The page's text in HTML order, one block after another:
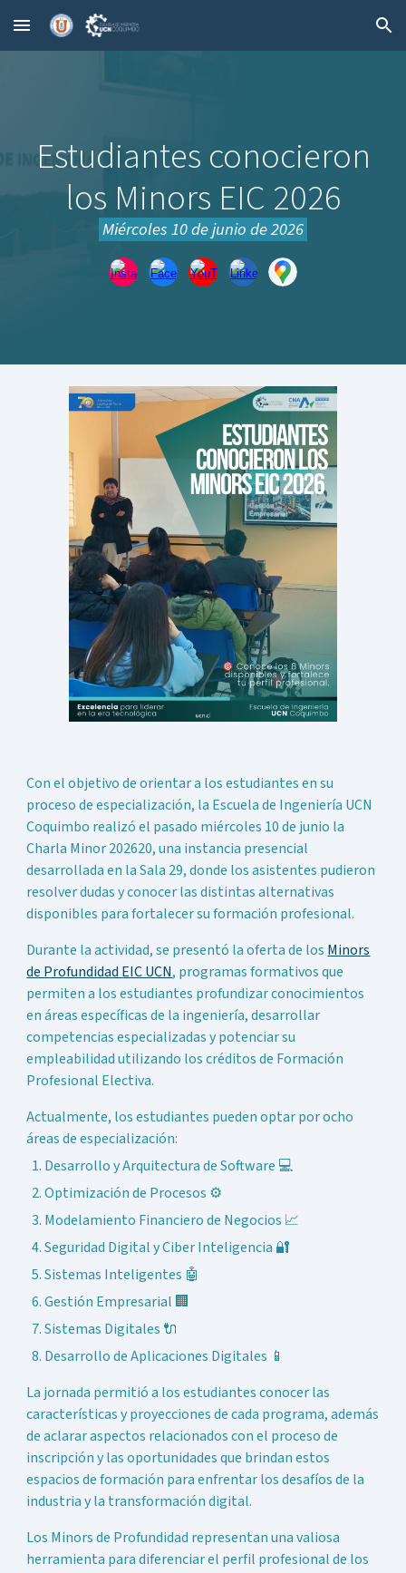
Skip to main content Skip to navigation
Estudiantes conocieron
los Minors EIC 2026
Miércoles 10 de juniode 2026
Con el objetivo de orientar a los estudiantes en su
proceso de especialización, la Escuela de Ingeniería UCN
Coquimbo realizó el pasado miércoles 10 de junio la
Charla Minor 202620, una instancia presencial
desarrollada en la Sala 29, donde los asistentes pudieron
resolver dudas y conocer las distintas alternativas
disponibles para fortalecer su formación profesional.
Durante la actividad, se presentó la oferta de los Minors
de Profundidad EIC UCN, programas formativos que
permiten a los estudiantes profundizar conocimientos
en áreas específicas de la ingeniería, desarrollar
competencias especializadas y potenciar su
empleabilidad utilizando los créditos de Formación
Profesional Electiva.
Actualmente, los estudiantes pueden optar por ocho
áreas de especialización:
Desarrollo y Arquitectura de Software 💻
Optimización de Procesos ⚙️
Modelamiento Financiero de Negocios 📈
Seguridad Digital y Ciber Inteligencia 🔐
Sistemas Inteligentes 🤖
Gestión Empresarial 🏢
Sistemas Digitales 🔌
Desarrollo de Aplicaciones Digitales 📱
La jornada permitió a los estudiantes conocer las
características y proyecciones de cada programa, además
de aclarar aspectos relacionados con el proceso de
inscripción y las oportunidades que brindan estos
espacios de formación para enfrentar los desafíos de la
industria y la transformación digital.
Los Minors de Profundidad representan una valiosa
herramienta para diferenciar el perfil profesional de los